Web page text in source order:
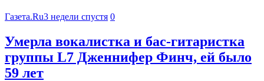
Газета.Ru3 недели спустя 0
Умерла вокалистка и бас-гитаристка
группы L7 Дженнифер Финч, ей было
59 лет